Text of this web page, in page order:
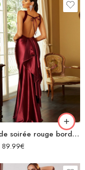
Robe de soirée rouge bordeaux en satin longue à bretelles décolleté sans manches dos nu à volants
89.99€